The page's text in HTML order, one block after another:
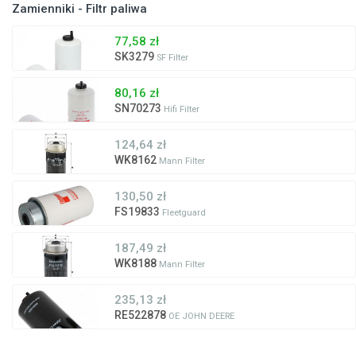
Zamienniki - Filtr paliwa
77,58 zł
SK3279 SF Filter
80,16 zł
SN70273 Hifi Filter
124,64 zł
WK8162 Mann Filter
130,50 zł
FS19833 Fleetguard
187,49 zł
WK8188 Mann Filter
235,13 zł
RE522878 OE JOHN DEERE